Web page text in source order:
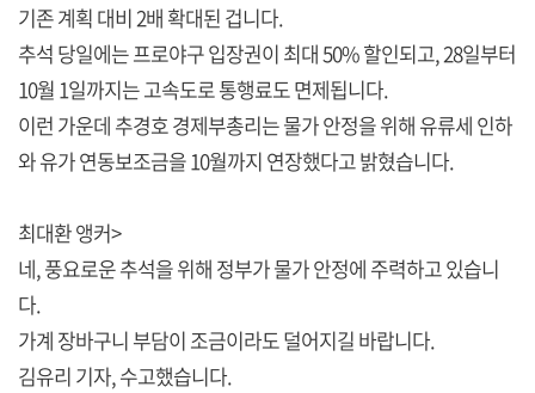
기존 계획 대비 2배 확대된 겁니다.
추석 당일에는 프로야구 입장권이 최대 50% 할인되고, 28일부터
10월 1일까지는 고속도로 통행료도 면제됩니다.
이런 가운데 추경호 경제부총리는 물가 안정을 위해 유류세 인하
와 유가 연동보조금을 10월까지 연장했다고 밝혔습니다.
최대환 앵커>
네, 풍요로운 추석을 위해 정부가 물가 안정에 주력하고 있습니
다.
가계 장바구니 부담이 조금이라도 덜어지길 바랍니다.
김유리 기자, 수고했습니다.